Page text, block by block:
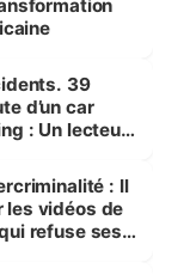
39
d’un car
: Un lecteur
: Il
les vidéos de
refuse ses